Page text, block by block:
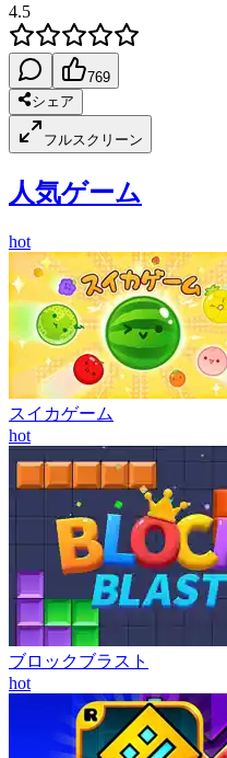
4.5
769
シェア
フルスクリーン
人気ゲーム
hot
スイカゲーム
hot
ブロックブラスト
hot